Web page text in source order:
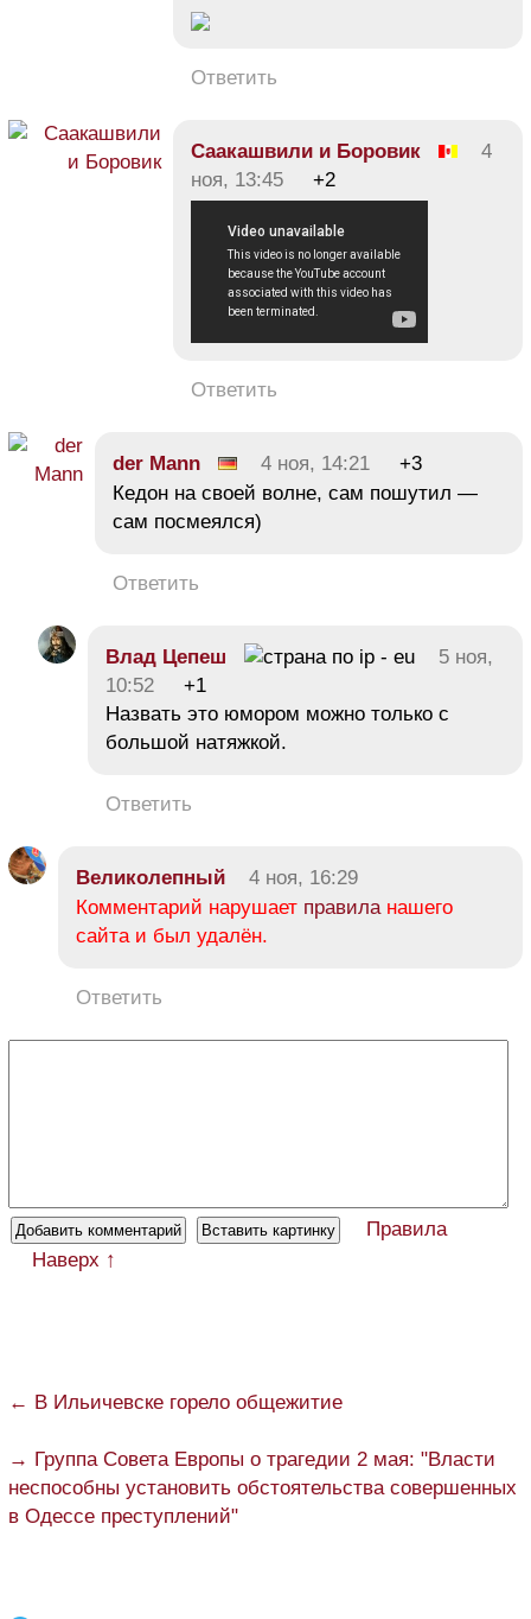
Ответить
Саакашвили и Боровик
4
ноя, 13:45
+2
Ответить
der Mann 4 ноя, 14:21
+3
Кедон на своей волне, сам пошутил —
сам посмеялся)
Ответить
Влад Цепеш
5 ноя,
10:52
+1
Назвать это юмором можно только с
большой натяжкой.
Ответить
Великолепный
4 ноя, 16:29
Комментарий нарушает правиланашего
сайта и был удалён.
Ответить
Правила
Наверх ↑
← В Ильичевске горело общежитие
→ Группа Совета Европы о трагедии 2 мая: "Власти
неспособны установить обстоятельства совершенных
в Одессе преступлений"